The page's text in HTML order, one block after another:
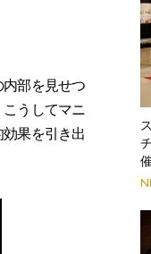
部を見せつ
うしてマニ
果を引き出